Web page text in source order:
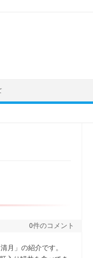
0件のコメント
月」の紹介です。